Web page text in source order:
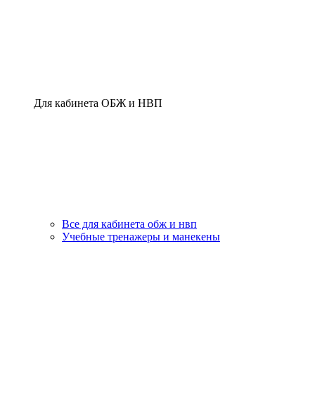
Для кабинета ОБЖ и НВП
Все для кабинета обж и нвп
Учебные тренажеры и манекены